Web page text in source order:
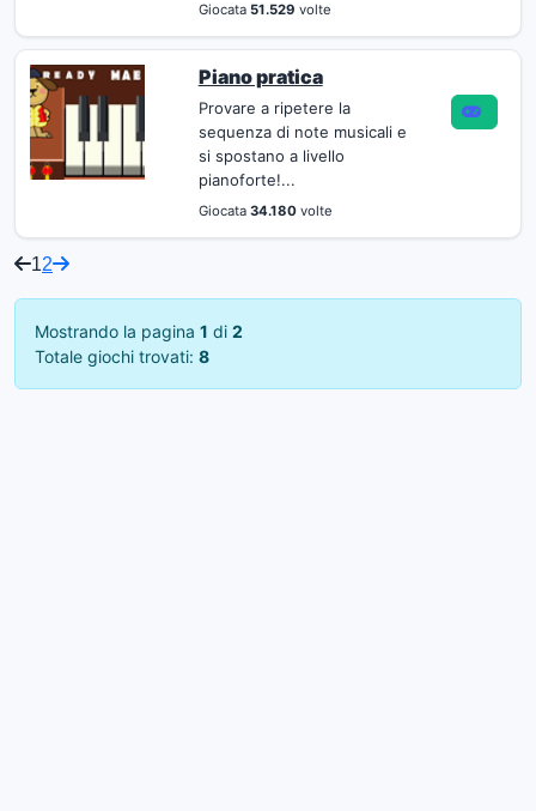
Giocata 51.529 volte
Piano pratica
Provare a ripetere la
sequenza di note musicali e
si spostano a livello
pianoforte!...
Giocata 34.180volte
12
Mostrando la pagina 1 di 2
Totale giochi trovati: 8